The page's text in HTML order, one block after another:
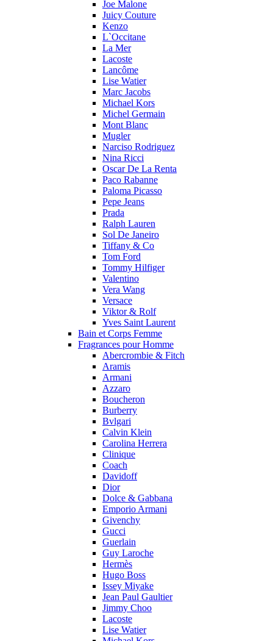
Joe Malone
Juicy Couture
Kenzo
L`Occitane
La Mer
Lacoste
Lancôme
Lise Watier
Marc Jacobs
Michael Kors
Michel Germain
Mont Blanc
Mugler
Narciso Rodriguez
Nina Ricci
Oscar De La Renta
Paco Rabanne
Paloma Picasso
Pepe Jeans
Prada
Ralph Lauren
Sol De Janeiro
Tiffany & Co
Tom Ford
Tommy Hilfiger
Valentino
Vera Wang
Versace
Viktor & Rolf
Yves Saint Laurent
Bain et Corps Femme
Fragrances pour Homme
Abercrombie & Fitch
Aramis
Armani
Azzaro
Boucheron
Burberry
Bvlgari
Calvin Klein
Carolina Herrera
Clinique
Coach
Davidoff
Dior
Dolce & Gabbana
Emporio Armani
Givenchy
Gucci
Guerlain
Guy Laroche
Hermès
Hugo Boss
Issey Miyake
Jean Paul Gaultier
Jimmy Choo
Lacoste
Lise Watier